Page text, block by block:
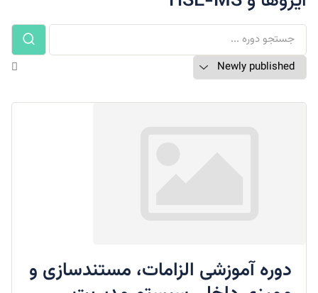
دوره آموزشی الزامات، مستندسازی و